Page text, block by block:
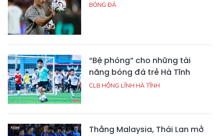
BÓNG ĐÁ
“Bệ phóng” cho những tài
năng bóng đá trẻ Hà Tĩnh
CLB HỒNG LĨNH HÀ TĨNH
Thắng Malaysia, Thái Lan mở